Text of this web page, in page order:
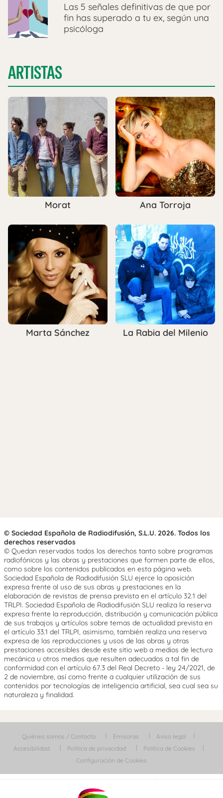
Las 5 señales definitivas de que por
fin has superado a tu ex, según una
psicóloga
ARTISTAS
Morat Ana Torroja
Marta Sánchez La Rabia del Milenio
© Sociedad Española de Radiodifusión, S.L.U. 2026. Todos los
derechos reservados
© Quedan reservados todos los derechos tanto sobre programas
radiofónicos y las obras y prestaciones que formen parte de ellos,
como sobre los contenidos publicados en esta página web.
Sociedad Española de Radiodifusión SLU ejerce la oposición
expresa frente al uso de sus obras y prestaciones en la
elaboración de revistas de prensa prevista en el artículo 32.1 del
TRLPI. Sociedad Española de Radiodifusión SLU realiza la reserva
expresa frente la reproducción, distribución y comunicación pública
de sus trabajos y artículos sobre temas de actualidad prevista en
el artículo 33.1 del TRLPI, asimismo, también realiza una reserva
expresa de las reproducciones y usos de las obras y otras
prestaciones accesibles desde este sitio web a medios de lectura
mecánica u otros medios que resulten adecuados a tal fin de
conformidad con el artículo 67.3 del Real Decreto - ley 24/2021, de
2 de noviembre, así como frente a cualquier utilización de sus
contenidos por tecnologías de inteligencia artificial, sea cual sea su
naturaleza y finalidad.
Quiénes somos / Contacta Emisoras
Aviso legal
Accesibilidad
Política de privacidad
Política de Cookies
Configuración de Cookies